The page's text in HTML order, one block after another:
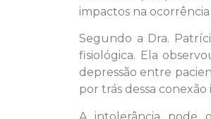
impactos na
Segundo a Dra.
fisiológica. Ela
depressão entre
por trás dessa